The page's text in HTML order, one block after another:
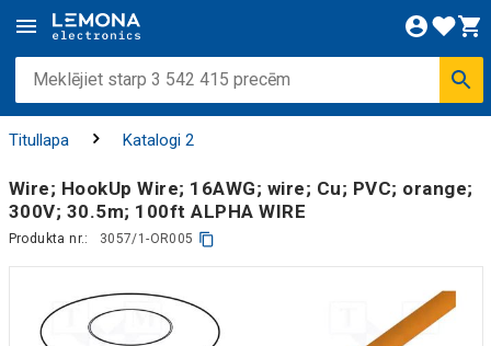
Titullapa Katalogi 2
Wire; HookUp Wire; 16AWG; wire; Cu; PVC; orange;
300V; 30.5m; 100ft ALPHA WIRE
Produkta nr.: 3057/1-OR005